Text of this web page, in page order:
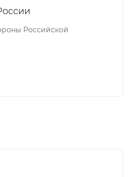
Российской